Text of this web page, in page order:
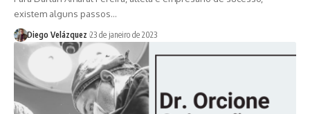
existem alguns passos…
Diego Velázquez 23 de janeiro de 2023